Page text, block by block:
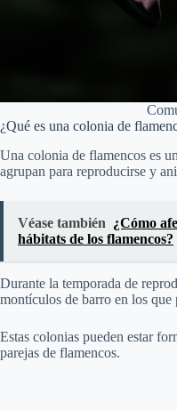
¿Qué es una colonia de
Una colonia de flamencos es
agrupan para reproducirse y
Véase también ¿Cómo
hábitats de los flamencos?
Durante la temporada de
montículos de barro en los que
Estas colonias pueden estar
parejas de flamencos.